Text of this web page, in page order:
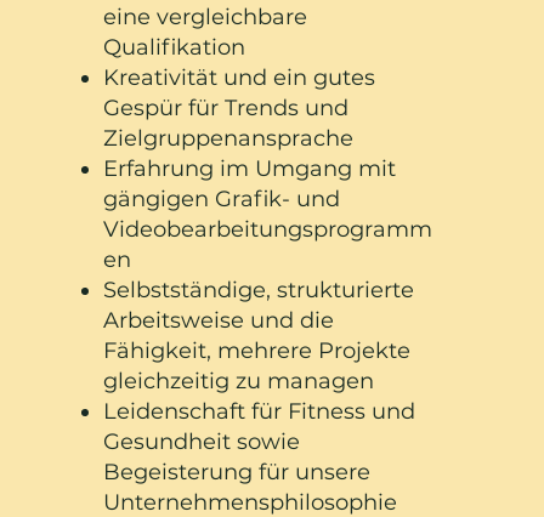
eine vergleichbare
Qualifikation
Kreativität und ein gutes
Gespür für Trends und
Zielgruppenansprache
Erfahrung im Umgang mit
gängigen Grafik- und
Videobearbeitungsprogramm
en
Selbstständige, strukturierte
Arbeitsweise und die
Fähigkeit, mehrere Projekte
gleichzeitig zu managen
Leidenschaft für Fitness und
Gesundheit sowie
Begeisterung für unsere
Unternehmensphilosophie